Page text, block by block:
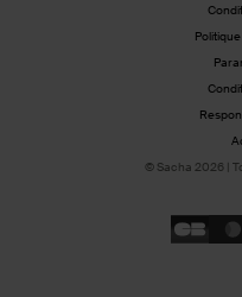
© Sacha 2026 |